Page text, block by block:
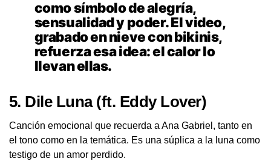
como símbolo de alegría,
sensualidad y poder. El video,
grabado en nieve con bikinis,
refuerza esa idea: el calor lo
llevan ellas.
5. Dile Luna(ft. Eddy Lover)
Canción emocional que recuerda a Ana Gabriel, tanto en
el tono como en la temática. Es una súplica a la luna como
testigo de un amor perdido.